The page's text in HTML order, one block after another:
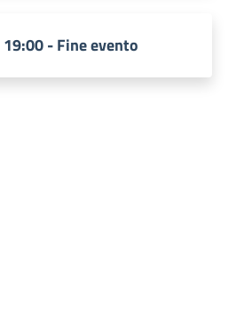
19:00 - Fine evento